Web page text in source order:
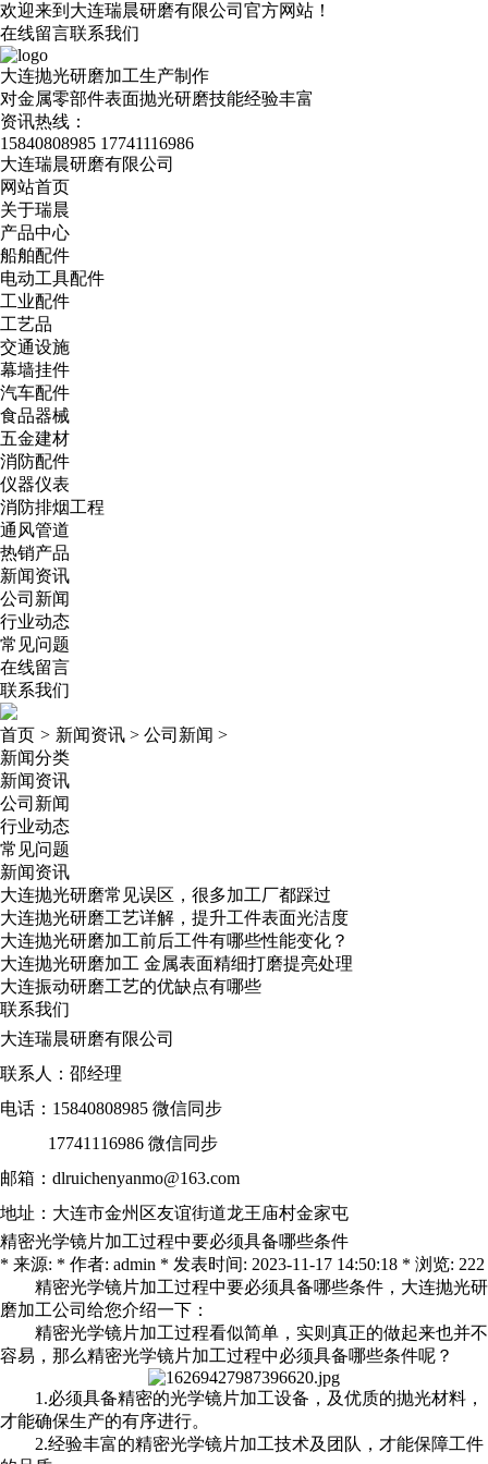
欢迎来到大连瑞晨研磨有限公司官方网站！
在线留言联系我们
大连抛光研磨加工生产制作
对金属零部件表面抛光研磨技能经验丰富
资讯热线：
15840808985 17741116986
大连瑞晨研磨有限公司
网站首页
关于瑞晨
产品中心
船舶配件
电动工具配件
工业配件
工艺品
交通设施
幕墙挂件
汽车配件
食品器械
五金建材
消防配件
仪器仪表
消防排烟工程
通风管道
热销产品
新闻资讯
公司新闻
行业动态
常见问题
在线留言
联系我们
首页 > 新闻资讯 > 公司新闻 >
新闻分类
新闻资讯
公司新闻
行业动态
常见问题
新闻资讯
大连抛光研磨常见误区，很多加工厂都踩过
大连抛光研磨工艺详解，提升工件表面光洁度
大连抛光研磨加工前后工件有哪些性能变化？
大连抛光研磨加工 金属表面精细打磨提亮处理
大连振动研磨工艺的优缺点有哪些
联系我们
大连瑞晨研磨有限公司
联系人：邵经理
电话：15840808985 微信同步
17741116986 微信同步
邮箱：dlruichenyanmo@163.com
地址：大连市金州区友谊街道龙王庙村金家屯
精密光学镜片加工过程中要必须具备哪些条件
* 来源: * 作者: admin * 发表时间: 2023-11-17 14:50:18 * 浏览: 222
精密光学镜片加工过程中要必须具备哪些条件， 大连抛光研
磨加工公司 给您介绍一下：
精密光学镜片加工过程看似简单，实则真正的做起来也并不
容易，那么精密光学镜片加工过程中必须具备哪些条件呢？
1.必须具备精密的光学镜片加工设备，及优质的抛光材料，
才能确保生产的有序进行。
2.经验丰富的精密光学镜片加工技术及团队，才能保障工件